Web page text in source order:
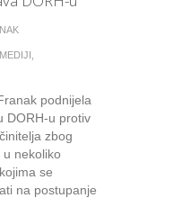
MEDIJI
podnijela
DORH-u protiv
zbog
nekoliko
se
na postupanje